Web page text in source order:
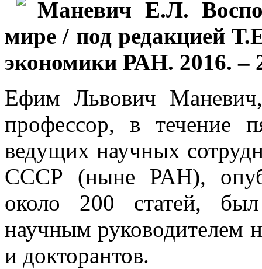
Маневич Е.Л.
мире / под редакцией
экономики РАН. 2016. –
Ефим Львович
профессор, в течение
ведущих научных
СССР (ныне РАН),
около 200 статей,
научным руководителем
и докторантов.